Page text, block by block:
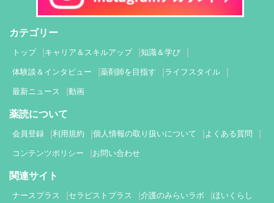
カテゴリー
トップ キャリア＆スキルアップ 知識＆学び
体験談＆インタビュー 薬剤師を目指す ライフスタイル
最新ニュース 動画
薬読について
会員登録 利用規約 個人情報の取り扱いについて よくある質問
コンテンツポリシー お問い合わせ
関連サイト
ナースプラス セラピストプラス 介護のみらいラボ ほいくらし